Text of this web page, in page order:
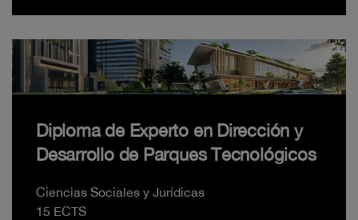
Diploma de Experto en Dirección y
Desarrollo de Parques Tecnológicos
Ciencias Sociales y Jurídicas
15 ECTS